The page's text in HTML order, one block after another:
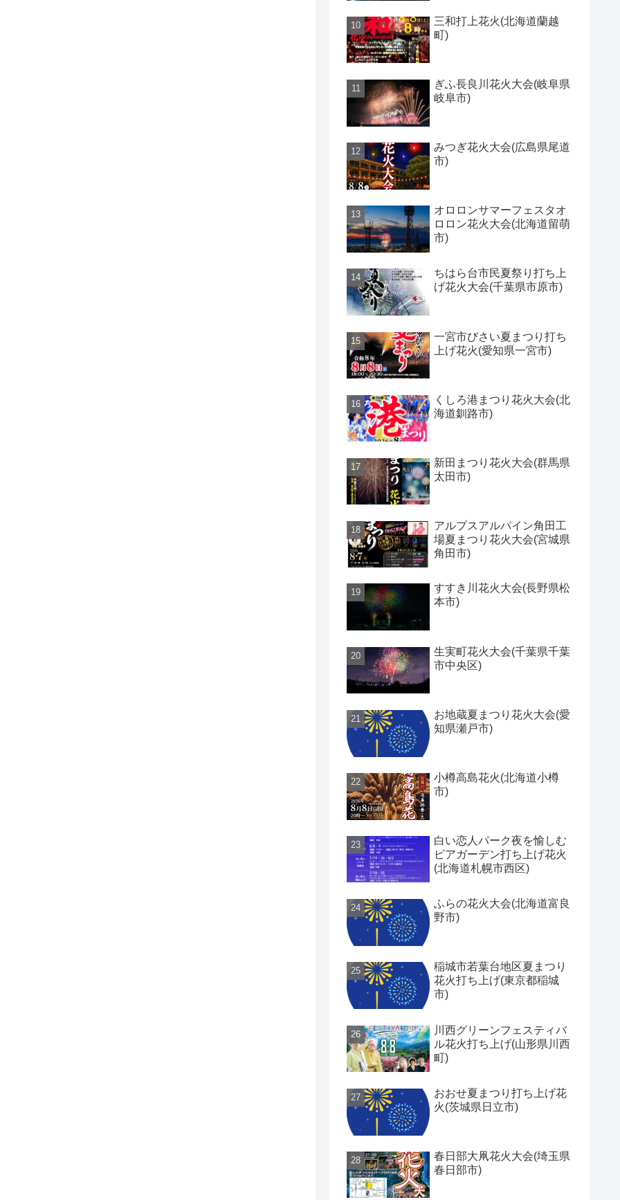
三和打上花火(北海道蘭越
町)
ぎふ長良川花火大会(岐阜県
岐阜市)
みつぎ花火大会(広島県尾道
市)
オロロンサマーフェスタオ
ロロン花火大会(北海道留萌
市)
ちはら台市民夏祭り打ち上
げ花火大会(千葉県市原市)
一宮市びさい夏まつり打ち
上げ花火(愛知県一宮市)
くしろ港まつり花火大会(北
海道釧路市)
新田まつり花火大会(群馬県
太田市)
アルプスアルパイン角田工
場夏まつり花火大会(宮城県
角田市)
すすき川花火大会(長野県松
本市)
生実町花火大会(千葉県千葉
市中央区)
お地蔵夏まつり花火大会(愛
知県瀬戸市)
小樽高島花火(北海道小樽
市)
白い恋人パーク夜を愉しむ
ビアガーデン打ち上げ花火
(北海道札幌市西区)
ふらの花火大会(北海道富良
野市)
稲城市若葉台地区夏まつり
花火打ち上げ(東京都稲城
市)
川西グリーンフェスティバ
ル花火打ち上げ(山形県川西
町)
おおせ夏まつり打ち上げ花
火(茨城県日立市)
春日部大凧花火大会(埼玉県
春日部市)